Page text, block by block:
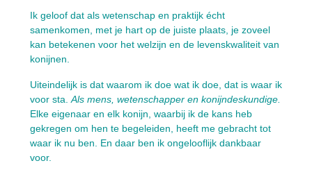
Ik geloof dat als wetenschap en praktijk écht
samenkomen, met je hart op de juiste plaats, je zoveel
kan betekenen voor het welzijn en de levenskwaliteit van
konijnen.
Uiteindelijk is dat waarom ik doe wat ik doe, dat is waar ik
voor sta. Als mens, wetenschapper en konijndeskundige.
Elke eigenaar en elk konijn, waarbij ik de kans heb
gekregen om hen te begeleiden, heeft me gebracht tot
waar ik nu ben. En daar ben ik ongelooflijk dankbaar
voor.